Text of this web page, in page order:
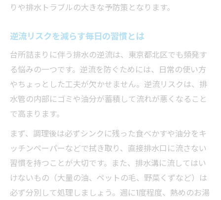
りや排水トラブルの大きな予防策となります。
逆流リスクを減らす毎日の習慣とは
台所詰まりに伴う排水の逆流は、東京都北区でも頻発す
る悩みの一つです。逆流を防ぐためには、日常の使い方
やちょっとした工夫が欠かせません。逆流リスクは、排
水管の内部にゴミや油分が蓄積して流れが悪くなること
で高まります。
まず、調理後は必ずシンクに残った食べかすや油分をキ
ッチンペーパーなどで拭き取り、直接排水口に流さない
習慣を持つことが大切です。また、排水溝に流してはい
けないもの（大量の油、ペットの毛、野菜くずなど）は
必ず分別して処理しましょう。週に1度程度、熱めのお湯